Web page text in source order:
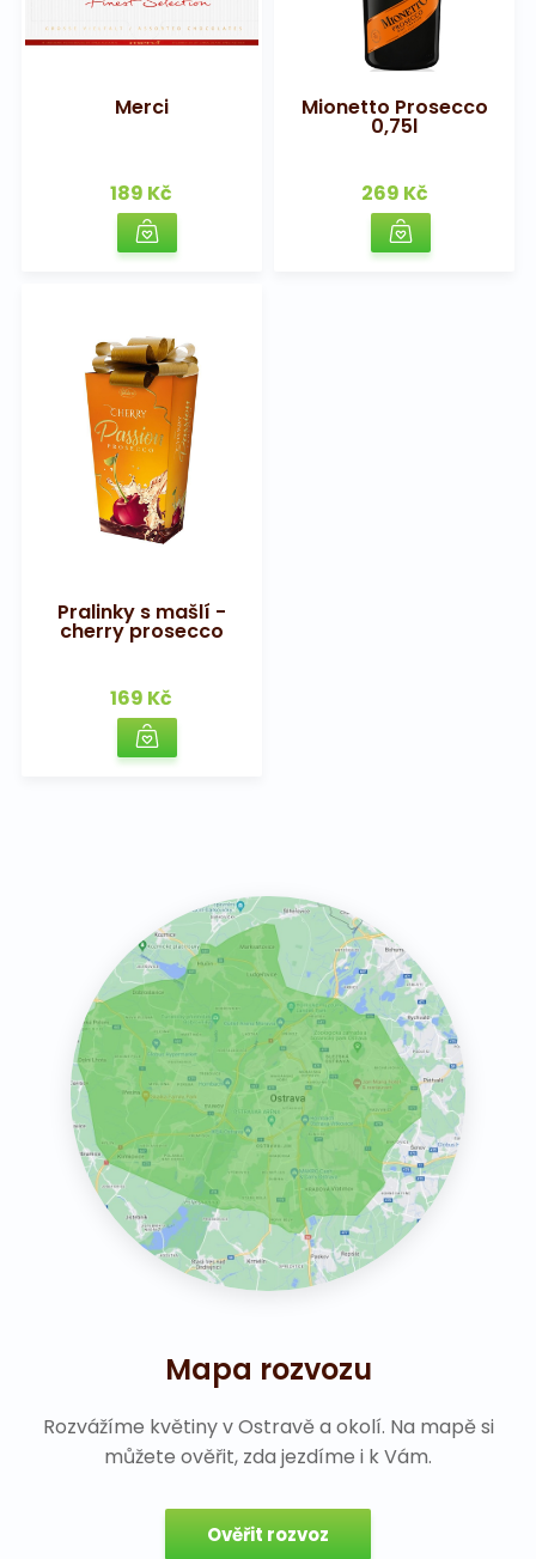
Merci
189 Kč
Mionetto Prosecco
0,75l
269 Kč
Pralinky s mašlí -
cherry prosecco
169 Kč
Mapa rozvozu
Rozvážíme květiny v Ostravě a okolí. Na mapě si
můžete ověřit, zda jezdíme i k Vám.
Ověřit rozvoz